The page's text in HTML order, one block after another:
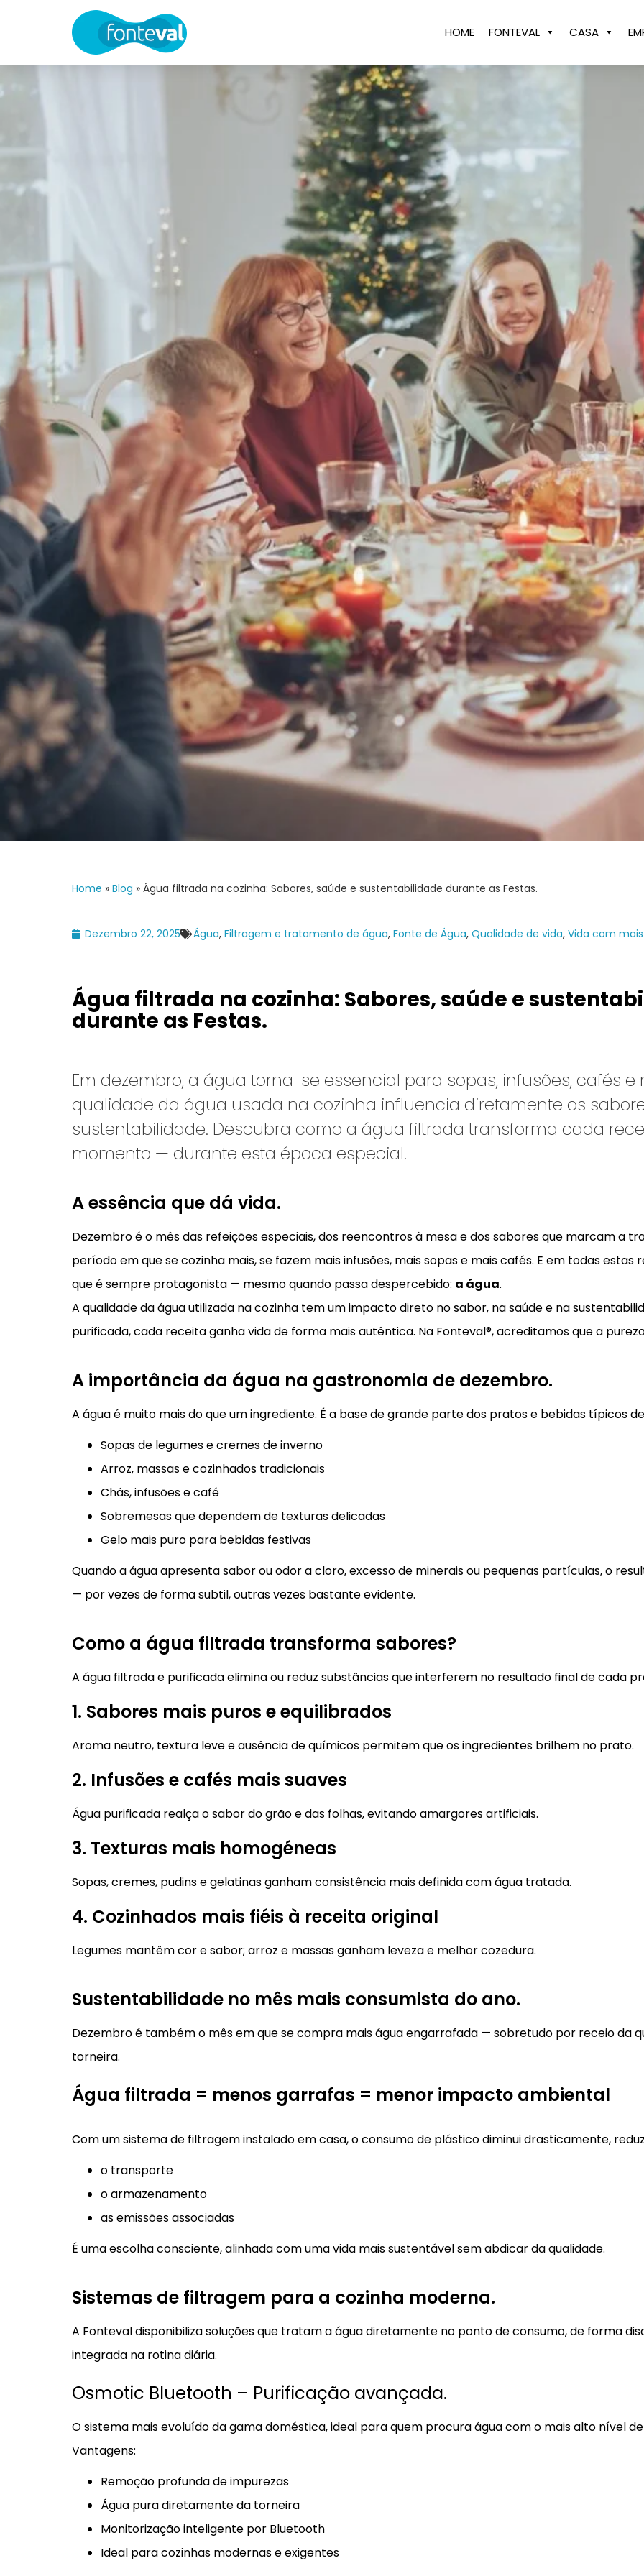
HOME FONTEVAL CASA
Home » Blog » Água filtrada na cozinha: Sabores, saúde e sustentabilidade durante as Festas.
Dezembro 22, 2025 Água, Filtragem e tratamento de água, Fonte de Água, Qualidade de vida, Vida com
Água filtrada na cozinha: Sabores, saúde e
durante as Festas.
Em dezembro, a água torna-se essencial para sopas, infusões, cafés e
qualidade da água usada na cozinha influencia diretamente os
sustentabilidade. Descubra como a água filtrada transforma cada
momento — durante esta época especial.
A essência que dá vida.
Dezembro é o mês das refeições especiais, dos reencontros à mesa e dos sabores que marcam a
período em que se cozinha mais, se fazem mais infusões, mais sopas e mais cafés. E em todas
que é sempre protagonista — mesmo quando passa despercebido: a água.
A qualidade da água utilizada na cozinha tem um impacto direto no sabor, na saúde e na
purificada, cada receita ganha vida de forma mais autêntica. Na Fonteval®, acreditamos que a
A importância da água na gastronomia de dezembro.
A água é muito mais do que um ingrediente. É a base de grande parte dos pratos e bebidas típicos
Sopas de legumes e cremes de inverno
Arroz, massas e cozinhados tradicionais
Chás, infusões e café
Sobremesas que dependem de texturas delicadas
Gelo mais puro para bebidas festivas
Quando a água apresenta sabor ou odor a cloro, excesso de minerais ou pequenas partículas, o
— por vezes de forma subtil, outras vezes bastante evidente.
Como a água filtrada transforma sabores?
A água filtrada e purificada elimina ou reduz substâncias que interferem no resultado final de cada
1. Sabores mais puros e equilibrados
Aroma neutro, textura leve e ausência de químicos permitem que os ingredientes brilhem no prato.
2. Infusões e cafés mais suaves
Água purificada realça o sabor do grão e das folhas, evitando amargores artificiais.
3. Texturas mais homogéneas
Sopas, cremes, pudins e gelatinas ganham consistência mais definida com água tratada.
4. Cozinhados mais fiéis à receita original
Legumes mantêm cor e sabor; arroz e massas ganham leveza e melhor cozedura.
Sustentabilidade no mês mais consumista do ano.
Dezembro é também o mês em que se compra mais água engarrafada — sobretudo por receio da
torneira.
Água filtrada = menos garrafas = menor impacto ambiental
Com um sistema de filtragem instalado em casa, o consumo de plástico diminui drasticamente,
o transporte
o armazenamento
as emissões associadas
É uma escolha consciente, alinhada com uma vida mais sustentável sem abdicar da qualidade.
Sistemas de filtragem para a cozinha moderna.
A Fonteval disponibiliza soluções que tratam a água diretamente no ponto de consumo, de forma
integrada na rotina diária.
Osmotic Bluetooth – Purificação avançada.
O sistema mais evoluído da gama doméstica, ideal para quem procura água com o mais alto nível
Vantagens:
Remoção profunda de impurezas
Água pura diretamente da torneira
Monitorização inteligente por Bluetooth
Ideal para cozinhas modernas e exigentes